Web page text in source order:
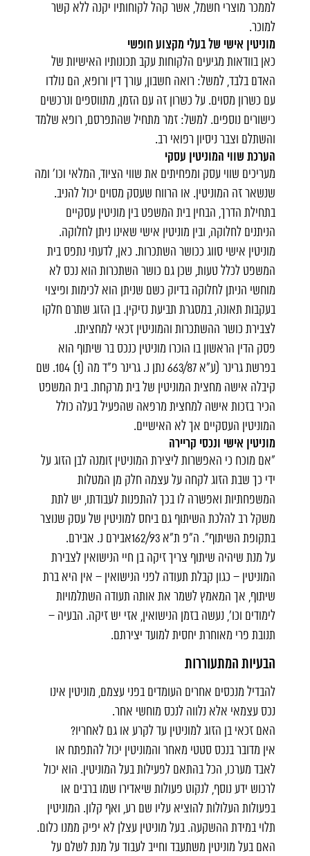
לממכר מוצרי חשמל, אשר קהל לקוחותיו יקנה ללא קשר
למוכר.
מוניטין אישי של בעלי מקצוע חופשי
כאן בוודאות מגיעים הלקוחות עקב תכונותיו האישיות של
האדם בלבד, למשל: רואה חשבון, עורך דין ורופא, הם נולדו
עם כשרון מסוים. על כשרון זה עם הזמן, מתווספים ונרכשים
כישורים נוספים. למשל: זמר מתחיל שהתפרסם, רופא שלמד
והשתלם וצבר ניסיון רפואי רב.
הערכת שווי המוניטין עסקי
מעריכים שווי עסק ומפחיתים את שווי הציוד, המלאי וכו' ומה
שנשאר זה המוניטין. או הרווח שעסק מסוים יכול להניב.
בתחילת הדרך, הבחין בית המשפט בין מוניטין עסקיים
הניתנים לחלוקה, ובין מוניטין אישי שאינו ניתן לחלוקה.
מוניטין אישי סווג ככושר השתכרות. כאן, לדעתי נתפס בית
המשפט לכלל טעות, שכן גם כושר השתכרות הוא נכס לא
מוחשי הניתן לחלוקה בדיוק כשם שניתן הוא לכימות ופיצוי
בעקבות תאונה, במסגרת תביעת נזיקין. בן הזוג שתרם חלקו
לצבירת כושר ההשתכרות והמוניטין זכאי למחציתו.
פסק הדין הראשון בו הוכרו מוניטין כנכס בר שיתוף הוא
בפרשת גרינר (ע"א 663/87 נתן נ. גרינר פ"ד מה (1) 104. שם
קיבלה אישה מחצית המוניטין של בית מרקחת. בית המשפט
הכיר בזכות אישה למחצית מרפאה שהפעיל בעלה כולל
המוניטין העסקיים אך לא האישיים.
מוניטין אישי ונכסי קריירה
"אם מוכח כי האפשרות ליצירת המוניטין זומנה לבן הזוג על
ידי כך שבת הזוג לקחה על עצמה חלק מן המטלות
המשפחתיות ואפשרה לו בכך להתפנות לעבודתו, יש לתת
משקל רב להלכת השיתוף גם ביחס למוניטין של עסק שנוצר
בתקופת השיתוף". ה"פ ת"א 162/93אבירם נ. אבירם.
על מנת שיהיה שיתוף צריך זיקה בן חיי הנישואין לצבירת
המוניטין – כגון קבלת תעודה לפני הנישואין – אין היא ברת
שיתוף, אך המאמץ לשמר את אותה תעודה השתלמויות
לימודים וכו', נעשה בזמן הנישואין, אזי יש זיקה. הבעיה –
תנובת פרי מאוחרת יחסית למועד יצירתם.
הבעיות המתעוררות
להבדיל מנכסים אחרים העומדים בפני עצמם, מוניטין אינו
נכס עצמאי אלא נלווה לנכס מוחשי אחר.
האם זכאי בן הזוג למוניטין עד לקרע או גם לאחריו?
אין מדובר בנכס סטטי מאחר והמוניטין יכול להתפתח או
לאבד מערכו, הכל בהתאם לפעילות בעל המוניטין. הוא יכול
לרכוש ידע נוסף, לנקוט פעולות שיאדירו שמו ברבים או
בפעולות העלולות להוציא עליו שם רע, ואף קלון. המוניטין
תלוי במידת ההשקעה. בעל מוניטין עצלן לא יפיק ממנו כלום.
האם בעל מוניטין משתעבד וחייב לעבוד על מנת לשלם על